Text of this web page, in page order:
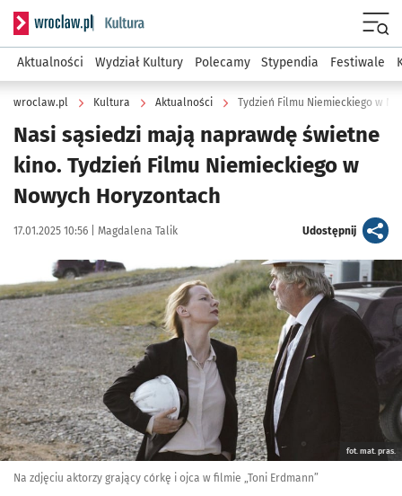
Serwis informacyjny wroclaw.pl podserwis: Kultura
Aktualności Wydział Kultury Polecamy Stypendia Festiwale
wroclaw.pl Kultura Aktualności Tydzień Filmu Niemieckiego w
Nasi sąsiedzi mają naprawdę świetne
kino. Tydzień Filmu Niemieckiego w
Nowych Horyzontach
Data publikacji:
17.01.2025 10:56 | Autor:
Magdalena Talik Udostępnijartykuł
Kliknij, aby powiększyć
fot. mat. pras.
Na zdjęciu aktorzy grający córkę i ojca w filmie „Toni Erdmann”